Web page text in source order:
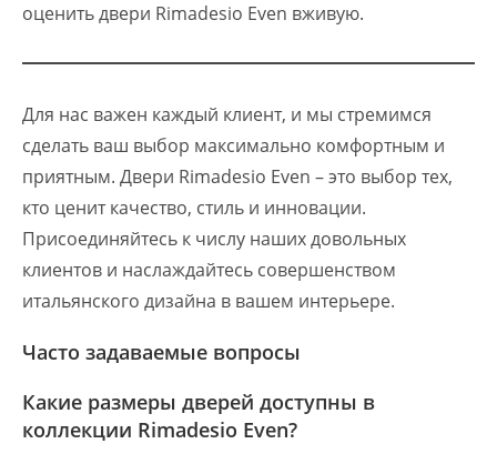
оценить двери Rimadesio Even вживую.
Для нас важен каждый клиент, и мы стремимся
сделать ваш выбор максимально комфортным и
приятным. Двери Rimadesio Even – это выбор тех,
кто ценит качество, стиль и инновации.
Присоединяйтесь к числу наших довольных
клиентов и наслаждайтесь совершенством
итальянского дизайна в вашем интерьере.
Часто задаваемые вопросы
Какие размеры дверей доступны в
коллекции Rimadesio Even?